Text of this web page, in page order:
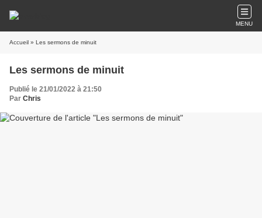
MENU
Accueil » Les sermons de minuit
Les sermons de minuit
Publié le 21/01/2022 à 21:50
Par Chris